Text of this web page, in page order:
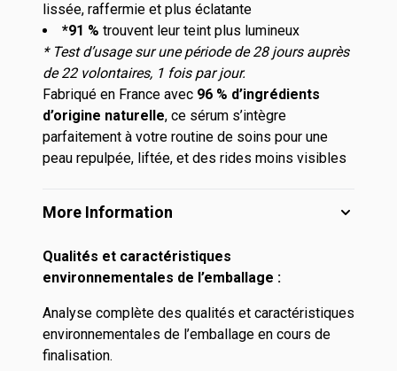
lissée, raffermie et plus éclatante
*91 % trouvent leur teint plus lumineux
* Test d’usage sur une période de 28 jours auprès
de 22 volontaires, 1 fois par jour.
Fabriqué en France avec 96 % d’ingrédients
d’origine naturelle, ce sérum s’intègre
parfaitement à votre routine de soins pour une
peau repulpée, liftée, et des rides moins visibles
More Information
Qualités et caractéristiques
environnementales de l’emballage :
Analyse complète des qualités et caractéristiques
environnementales de l’emballage en cours de
finalisation.